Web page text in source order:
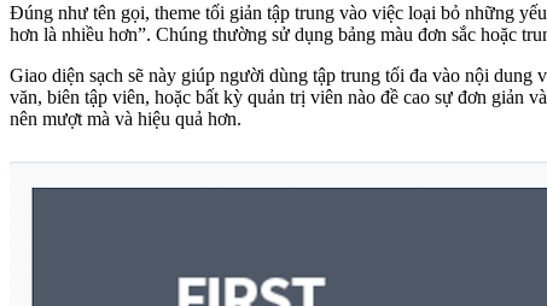
Đúng như tên gọi, theme tối giản tập trung vào việc loại bỏ những
hơn là nhiều hơn”. Chúng thường sử dụng bảng màu đơn sắc hoặc
Giao diện sạch sẽ này giúp người dùng tập trung tối đa vào nội dung
văn, biên tập viên, hoặc bất kỳ quản trị viên nào đề cao sự đơn giản
nên mượt mà và hiệu quả hơn.